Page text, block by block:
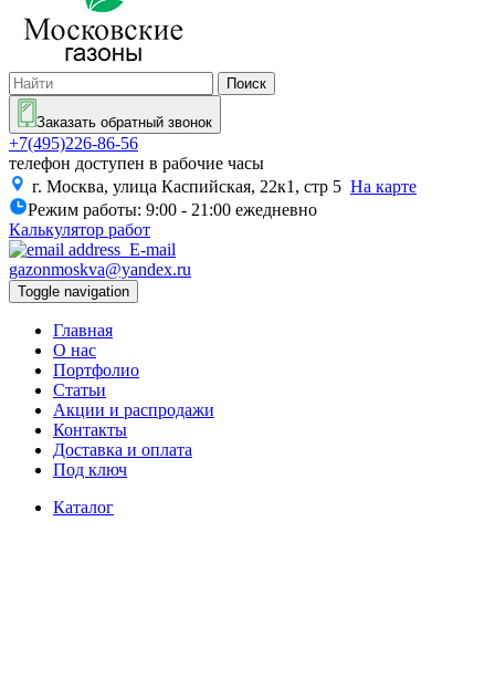
Поиск
Заказать обратный звонок
+7(495)226-86-56
телефон доступен в рабочие часы
г. Москва, улица Каспийская, 22к1, стр 5 На карте
Режим работы: 9:00 - 21:00 ежедневно
Калькулятор работ
E-mail
gazonmoskva@yandex.ru
Toggle navigation
Главная
О нас
Портфолио
Статьи
Акции и распродажи
Контакты
Доставка и оплата
Под ключ
Каталог